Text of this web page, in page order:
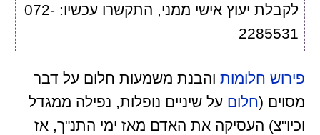
לקבלת יעוץ אישי ממני, התקשרו עכשיו: 072-
2285531
פירוש חלומותוהבנת משמעות חלום על דבר
מסוים (חלום על שיניים נופלות, נפילה ממגדל
וכיו"צ) העסיקה את האדם מאז ימי התנ"ך, אז